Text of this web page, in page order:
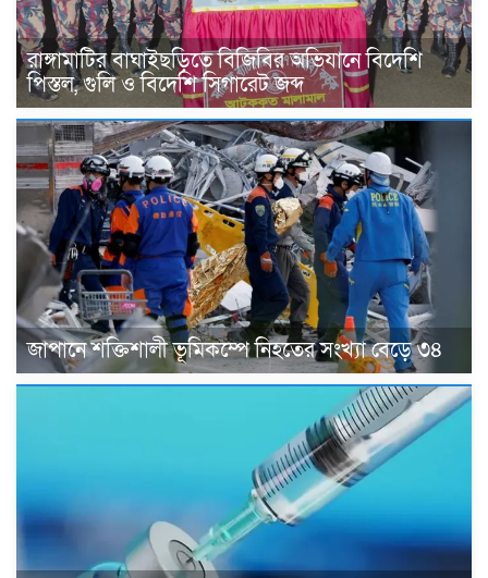
রাঙ্গামাটির বাঘাইছড়িতে বিজিবির অভিযানে বিদেশি
পিস্তল, গুলি ও বিদেশি সিগারেট জব্দ
জাপানে শক্তিশালী ভূমিকম্পে নিহতের সংখ্যা বেড়ে ৩৪